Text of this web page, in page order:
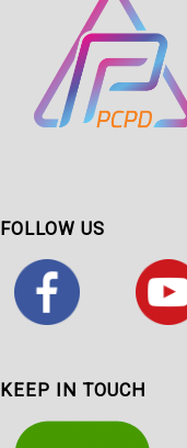
FOLLOW US
KEEP IN TOUCH